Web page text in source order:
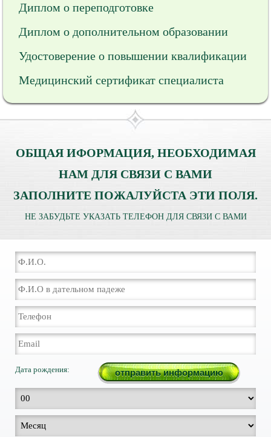
Диплом о переподготовке
Диплом о дополнительном образовании
Удостоверение о повышении квалификации
Медицинский сертификат специалиста
ОБЩАЯ ИФОРМАЦИЯ, НЕОБХОДИМАЯ
НАМ ДЛЯ СВЯЗИ С ВАМИ
ЗАПОЛНИТЕ ПОЖАЛУЙСТА ЭТИ ПОЛЯ.
НЕ ЗАБУДЬТЕ УКАЗАТЬ ТЕЛЕФОН ДЛЯ СВЯЗИ С ВАМИ
Дата рождения: